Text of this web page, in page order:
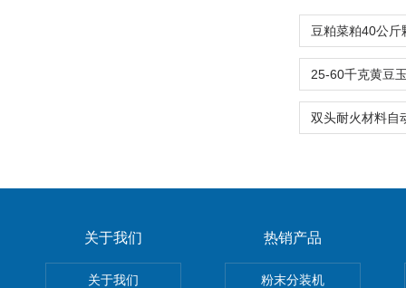
关于我们
关于我们
热销产品
粉末分装机